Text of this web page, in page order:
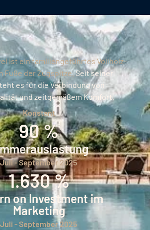
ist ein familiengeführtes Vollholz-
Fuße der Zugspitze.Seit seiner
es für die Verbindung von
und zeitgemäßem Komfort.
Konstant
90 %
Juli - September 2025
1.630 %
on Investment im
Marketing
Juli - September 2025